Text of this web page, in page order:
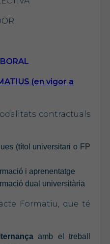
(en vigor a
contractuals
(títol universitari o FP
i aprenentatge
dual universitària
Formatiu, que té
amb el treball